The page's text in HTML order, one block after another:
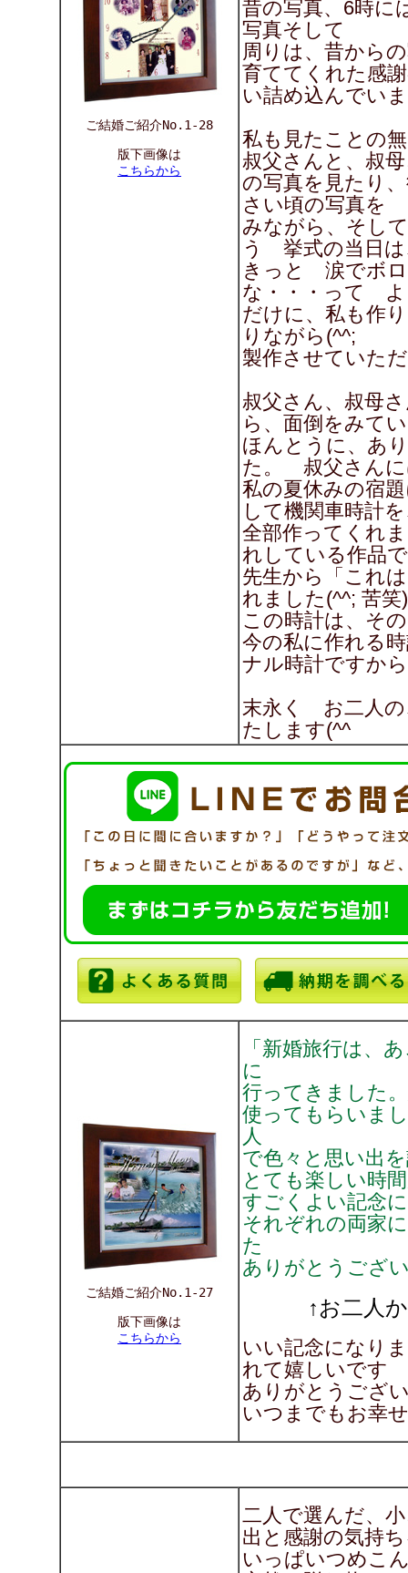
ご結婚ご紹介No.1-28
版下画像は
こちらから
昔の写真、6時に
写真そして
周りは、昔から
育ててくれた感
い詰め込んでい
私も見たことの
叔父さんと、叔
の写真を見たり
さい頃の写真を
みながら、そし
う 挙式の当日は
きっと 涙でボ
な・・・って よ
だけに、私も作
りながら(^^;
製作させていた
叔父さん、叔母
ら、面倒をみて
ほんとうに、あ
た。 叔父さんに
私の夏休みの宿
して機関車時計
全部作ってくれ
れしている作品
先生から「これ
れました(^^; 苦笑)
この時計は、そ
今の私に作れる
ナル時計ですか
末永く お二人の
たします(^^
ご結婚ご紹介No.1-27
版下画像は
こちらから
「新婚旅行は、
に
行ってきました
使ってもらいま
人
で色々と思い出
とても楽しい時
すごくよい記念
それぞれの両家
た
ありがとうござ
↑お二人
いい記念になり
れて嬉しいです
ありがとうござ
いつまでもお幸
二人で選んだ、
出と感謝の気持
いっぱいつめこ